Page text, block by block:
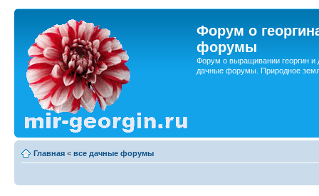
Форум о
форумы
Форум о выращивании георгин и
дачные форумы. Природное
Главная < все дачные форумы